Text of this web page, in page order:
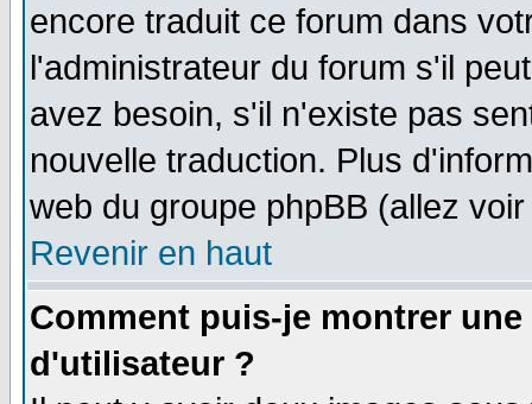
encore traduit ce forum dans
l'administrateur du forum s'il
avez besoin, s'il n'existe pas
nouvelle traduction. Plus
web du groupe phpBB (allez
Revenir en haut
Comment puis-je montrer
d'utilisateur ?